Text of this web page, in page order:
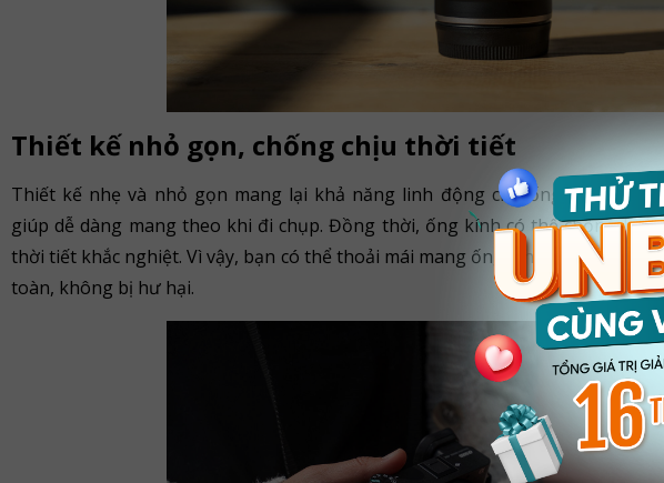
Thiết kế nhỏ gọn, chống chịu thời tiết
Thiết kế nhẹ và nhỏ gọn mang lại khả năng linh động cho ống kính
giúp dễ dàng mang theo khi đi chụp. Đồng thời, ống kính có thể chống
thời tiết khắc nghiệt. Vì vậy, bạn có thể thoải mái mang ống kính khi đi chụp
toàn, không bị hư hại.